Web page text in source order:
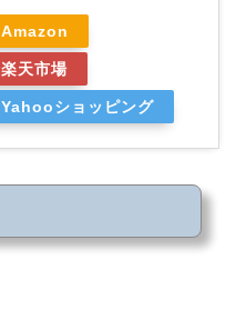
Amazon
楽天市場
Yahooショッピング